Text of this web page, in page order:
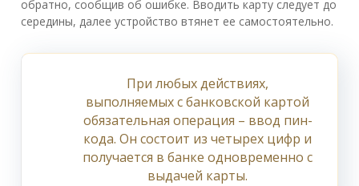
обратно, сообщив об ошибке. Вводить карту следует до
середины, далее устройство втянет ее самостоятельно.
При любых действиях,
выполняемых с банковской картой
обязательная операция – ввод пин-
кода. Он состоит из четырех цифр и
получается в банке одновременно с
выдачей карты.